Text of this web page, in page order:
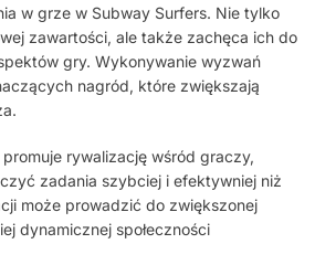
w grze w Subway Surfers. Nie tylko
zawartości, ale także zachęca ich do
gry. Wykonywanie wyzwań
nagród, które zwiększają
rywalizację wśród graczy,
zadania szybciej i efektywniej niż
może prowadzić do zwiększonej
dynamicznej społeczności